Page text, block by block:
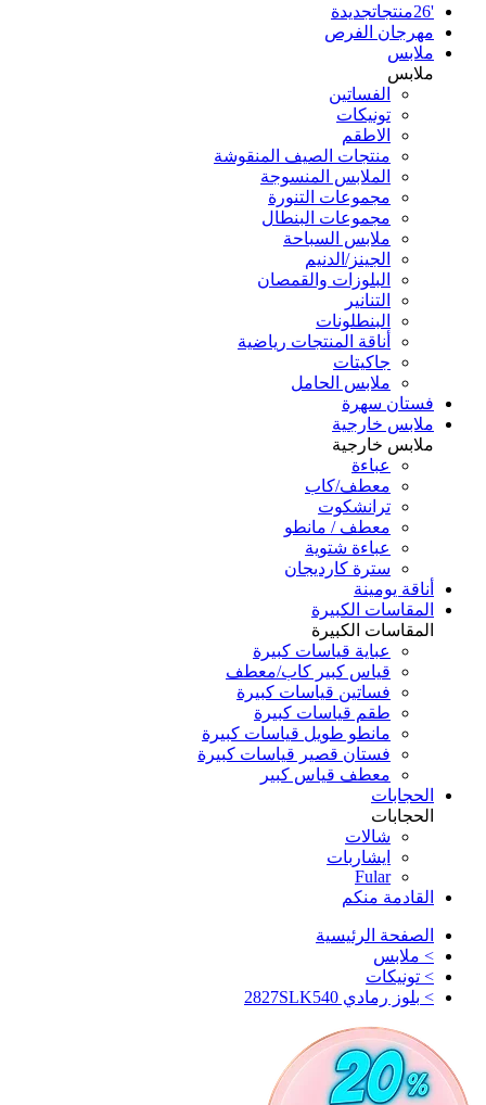
'26منتجاتجديدة
مهرجان الفرص
ملابس
ملابس
الفساتين
تونيكات
الاطقم
منتجات الصيف المنقوشة
الملابس المنسوجة
مجموعات التنورة
مجموعات البنطال
ملابس السباحة
الجينز/الدنيم
البلوزات والقمصان
التنانير
البنطلونات
أناقة المنتجات رياضية
جاكيتات
ملابس الحامل
فستان سهرة
ملابس خارجية
ملابس خارجية
عباءة
معطف/كاب
ترانشكوت
معطف / مانطو
عباءة شتوية
سترة كارديجان
أناقة يومينة
المقاسات الكبيرة
المقاسات الكبيرة
عباية قياسات كبيرة
قياس كبير كاب/معطف
فساتين قياسات كبيرة
طقم قياسات كبيرة
مانطو طويل قياسات كبيرة
فستان قصير قياسات كبيرة
معطف قياس كبير
الحجابات
الحجابات
شالات
ايشاربات
Fular
القادمة منكم
الصفحة الرئيسية
> ملابس
> تونيكات
> بلوز رمادي 2827SLK540